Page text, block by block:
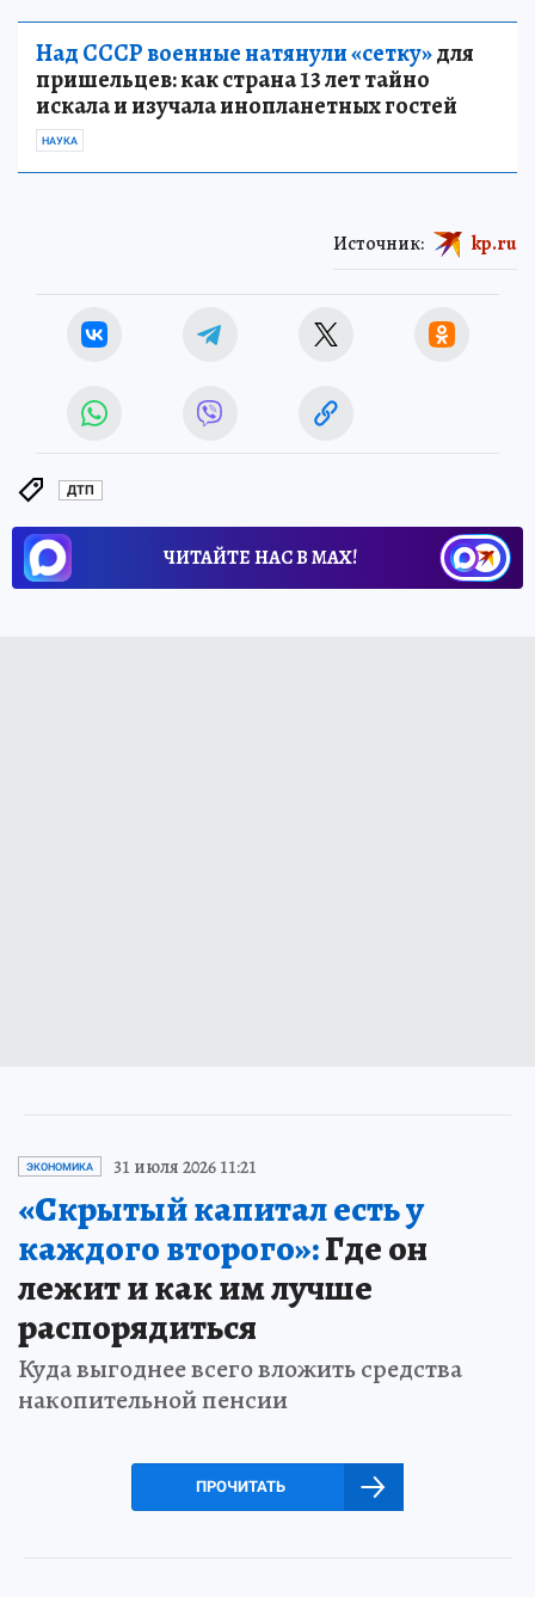
Над СССР военные натянули «сетку»для
пришельцев: как страна 13 лет тайно
искала и изучала инопланетных гостей
НАУКА
Источник: kp.ru
ДТП
ЧИТАЙТЕ НАС В МАХ!
ЭКОНОМИКА 31 июля 2026 11:21
«Скрытый капитал есть у
каждого второго»:Где он
лежит и как им лучше
распорядиться
Куда выгоднее всего вложить средства
накопительной пенсии
ПРОЧИТАТЬ